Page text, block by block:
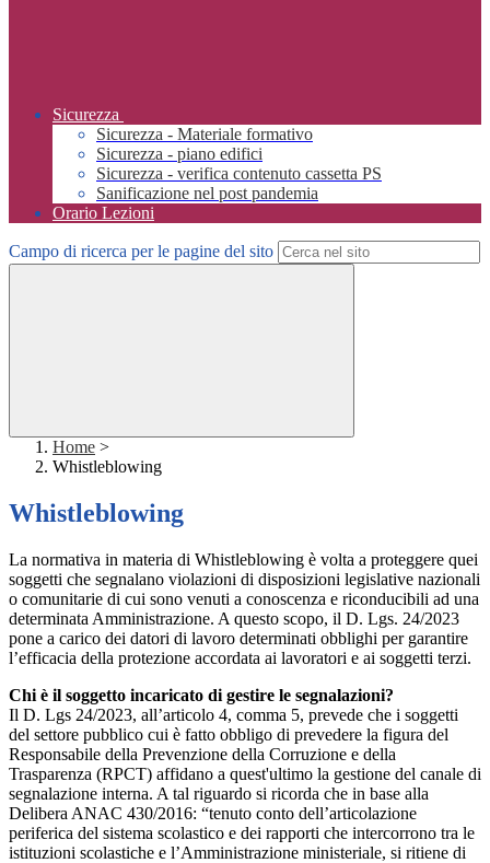
Sicurezza
Sicurezza - Materiale formativo
Sicurezza - piano edifici
Sicurezza - verifica contenuto cassetta PS
Sanificazione nel post pandemia
Orario Lezioni
Campo di ricerca per le pagine del sito
Home >
Whistleblowing
Whistleblowing
La normativa in materia di Whistleblowing è volta a proteggere quei
soggetti che segnalano violazioni di disposizioni legislative nazionali
o comunitarie di cui sono venuti a conoscenza e riconducibili ad una
determinata Amministrazione. A questo scopo, il D. Lgs. 24/2023
pone a carico dei datori di lavoro determinati obblighi per garantire
l’efficacia della protezione accordata ai lavoratori e ai soggetti terzi.
Chi è il soggetto incaricato di gestire le segnalazioni?
Il D. Lgs 24/2023, all’articolo 4, comma 5, prevede che i soggetti
del settore pubblico cui è fatto obbligo di prevedere la figura del
Responsabile della Prevenzione della Corruzione e della
Trasparenza (RPCT) affidano a quest'ultimo la gestione del canale di
segnalazione interna. A tal riguardo si ricorda che in base alla
Delibera ANAC 430/2016: “tenuto conto dell’articolazione
periferica del sistema scolastico e dei rapporti che intercorrono tra le
istituzioni scolastiche e l’Amministrazione ministeriale, si ritiene di